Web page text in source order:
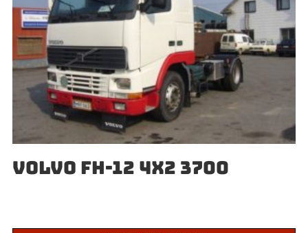
VOLVO FH-12 4X2 3700